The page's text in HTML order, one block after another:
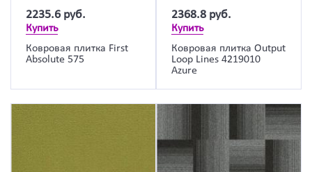
2235.6 руб.
Купить
Ковровая плитка First
Absolute 575
2368.8 руб.
Купить
Ковровая плитка Output
Loop Lines 4219010
Azure